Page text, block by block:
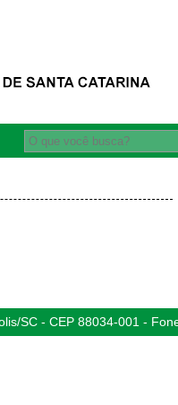
SC - CEP 88034-001 -